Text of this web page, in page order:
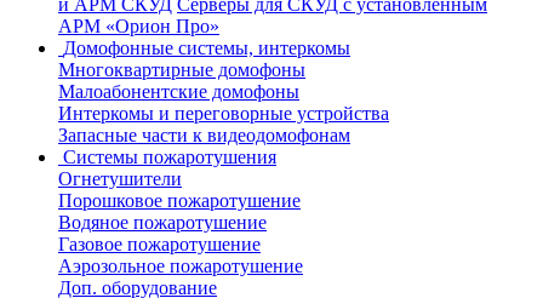
и АРМ СКУД Серверы для СКУД с установленным
АРМ «Орион Про»
Домофонные системы, интеркомы
Многоквартирные домофоны
Малоабонентские домофоны
Интеркомы и переговорные устройства
Запасные части к видеодомофонам
Системы пожаротушения
Огнетушители
Порошковое пожаротушение
Водяное пожаротушение
Газовое пожаротушение
Аэрозольное пожаротушение
Доп. оборудование